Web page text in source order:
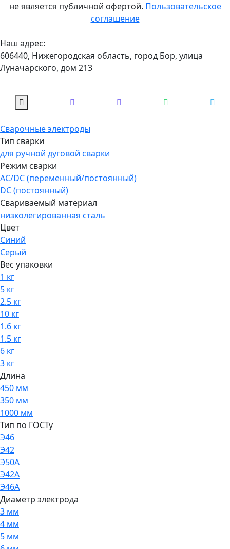
не является публичной офертой. Пользовательское
соглашение
Наш адрес:
606440, Нижегородская область, город Бор, улица
Луначарского, дом 213
Сварочные электроды
Тип сварки
для ручной дуговой сварки
Режим сварки
AC/DC (переменный/постоянный)
DC (постоянный)
Свариваемый материал
низколегированная сталь
Цвет
Синий
Серый
Вес упаковки
1 кг
5 кг
2.5 кг
10 кг
1.6 кг
1.5 кг
6 кг
3 кг
Длина
450 мм
350 мм
1000 мм
Тип по ГОСТу
Э46
Э42
Э50А
Э42А
Э46А
Диаметр электрода
3 мм
4 мм
5 мм